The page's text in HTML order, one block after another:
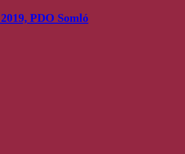
PDO Somló